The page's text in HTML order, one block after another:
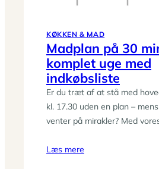
KØKKEN & MAD
Madplan på 30
komplet uge med
indkøbsliste
Er du træt af at stå med
kl. 17.30 uden en plan –
venter på mirakler? Med
Læs mere